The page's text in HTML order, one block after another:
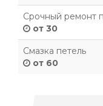
Срочный ремонт
от 30
Смазка петель
от 60